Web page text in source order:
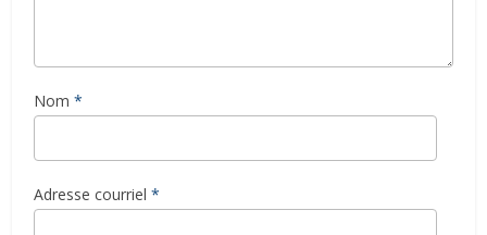
Nom *
Adresse courriel *